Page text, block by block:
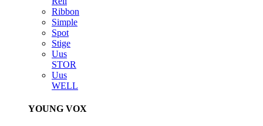
Ribbon
Simple
Spot
Stige
Uus
STOR
Uus
WELL
YOUNG VOX